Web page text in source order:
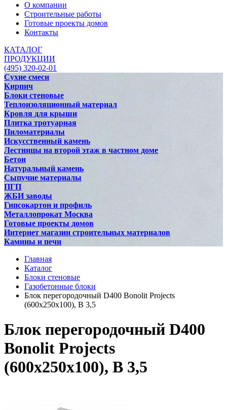
О компании
Строительные работы
Готовые проекты домов
Контакты
КАТАЛОГ
ПРОДУКЦИИ
(495) 320-02-01
Сухие смеси
Кирпич
Блоки стеновые
Теплоизоляционный материал
Кровля для крыши
Плитка тротуарная
Пиломатериалы
Искусственный камень
Лестницы на второй этаж в частном доме
Бетон
Натуральный камень
Сыпучие материалы
ПГП
ЖБИ заводы
Гипсокартон и профиль
Металлопрокат Москва
Готовые проекты домов
Интернет магазин строительных материалов
Камины и печи
Главная
Каталог
Блоки стеновые
Газобетонные блоки
Блок перегородочный D400 Bonolit Projects
(600х250х100), В 3,5
Блок перегородочный D400
Bonolit Projects
(600х250х100), В 3,5